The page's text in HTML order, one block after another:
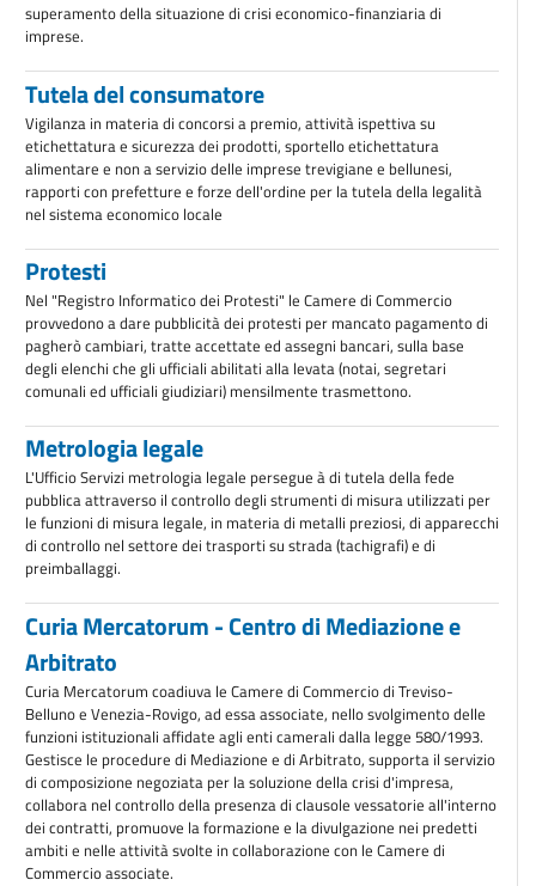
superamento della situazione di crisi economico-finanziaria di
imprese.
Tutela del consumatore
Vigilanza in materia di concorsi a premio, attività ispettiva su
etichettatura e sicurezza dei prodotti, sportello etichettatura
alimentare e non a servizio delle imprese trevigiane e bellunesi,
rapporti con prefetture e forze dell'ordine per la tutela della legalità
nel sistema economico locale
Protesti
Nel "Registro Informatico dei Protesti" le Camere di Commercio
provvedono a dare pubblicità dei protesti per mancato pagamento di
pagherò cambiari, tratte accettate ed assegni bancari, sulla base
degli elenchi che gli ufficiali abilitati alla levata (notai, segretari
comunali ed ufficiali giudiziari) mensilmente trasmettono.
Metrologia legale
L'Ufficio Servizi metrologia legale persegue à di tutela della fede
pubblica attraverso il controllo degli strumenti di misura utilizzati per
le funzioni di misura legale, in materia di metalli preziosi, di apparecchi
di controllo nel settore dei trasporti su strada (tachigrafi) e di
preimballaggi.
Curia Mercatorum - Centro di Mediazione e
Arbitrato
Curia Mercatorum coadiuva le Camere di Commercio di Treviso-
Belluno e Venezia-Rovigo, ad essa associate, nello svolgimento delle
funzioni istituzionali affidate agli enti camerali dalla legge 580/1993.
Gestisce le procedure di Mediazione e di Arbitrato, supporta il servizio
di composizione negoziata per la soluzione della crisi d'impresa,
collabora nel controllo della presenza di clausole vessatorie all'interno
dei contratti, promuove la formazione e la divulgazione nei predetti
ambiti e nelle attività svolte in collaborazione con le Camere di
Commercio associate.